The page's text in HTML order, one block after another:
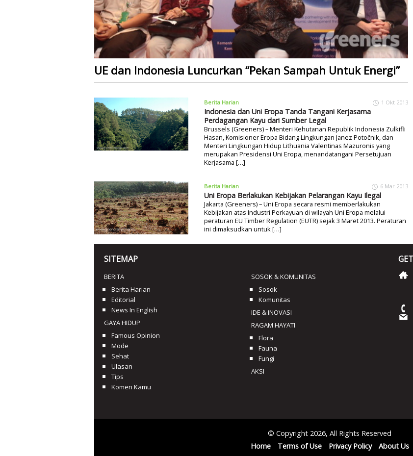
UE dan Indonesia Luncurkan “Pekan Sampah Untuk Energi”
Berita Harian 1 Okt 2013
Indonesia dan Uni Eropa Tanda Tangani Kerjasama
Perdagangan Kayu dari Sumber Legal
Brussels (Greeners) – Menteri Kehutanan Republik Indonesia Zulkifli
Hasan, Komisioner Eropa Bidang Lingkungan Janez Potočnik, dan
Menteri Lingkungan Hidup Lithuania Valentinas Mazuronis yang
merupakan Presidensi Uni Eropa, menandatangani Persetujuan
Kerjasama […]
Berita Harian 6 Mar 2013
Uni Eropa Berlakukan Kebijakan Pelarangan Kayu Ilegal
Jakarta (Greeners) – Uni Eropa secara resmi memberlakukan
Kebijakan atas Industri Perkayuan di wilayah Uni Eropa melalui
peraturan EU Timber Regulation (EUTR) sejak 3 Maret 2013. Peraturan
ini dimaksudkan untuk […]
SITEMAP
BERITA
Berita Harian
Editorial
News In English
GAYA HIDUP
Famous Opinion
Mode
Sehat
Ulasan
Tips
Komen Kamu
SOSOK & KOMUNITAS
Sosok
Komunitas
IDE & INOVASI
RAGAM HAYATI
Flora
Fauna
Fungi
AKSI
© Copyright 2026, All Rights Reserved
Home
Terms of Use Privacy Policy About Us